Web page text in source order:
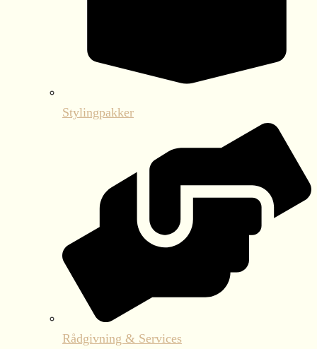
Stylingpakker
Rådgivning & Services